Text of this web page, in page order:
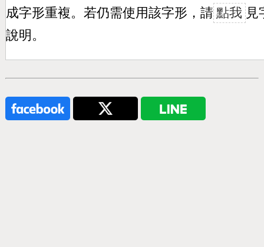
成字形重複。若仍需使用該字形，請 點我 見
說明。